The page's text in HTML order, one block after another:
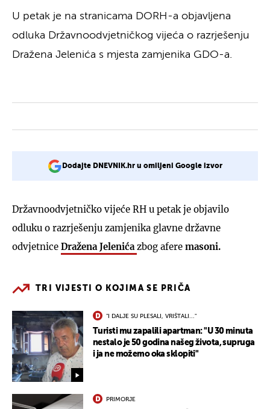
U petak je na stranicama DORH-a objavljena
odluka Državnoodvjetničkog vijeća o razrješenju
Dražena Jelenića s mjesta zamjenika GDO-a.
Dodajte DNEVNIK.hr u omiljeni Google izvor
Državnoodvjetničko vijeće RH u petak je objavilo
odluku o razrješenju zamjenika glavne državne
odvjetnice Dražena Jelenića zbog afere masoni.
TRI VIJESTI O KOJIMA SE PRIČA
"I DALJE SU PLESALI, VRIŠTALI..."
Turisti mu zapalili apartman: "U 30 minuta
nestalo je 50 godina našeg života, supruga
i ja ne možemo oka sklopiti"
PRIMORJE